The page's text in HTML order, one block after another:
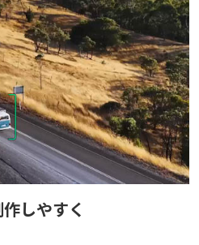
しやすく